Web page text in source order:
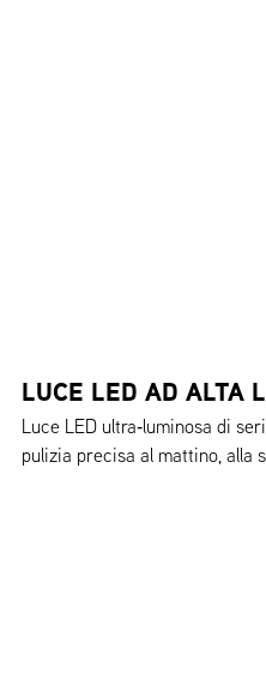
LUCE LED AD ALTA
Luce LED ultra‑luminosa di
pulizia precisa al mattino, alla